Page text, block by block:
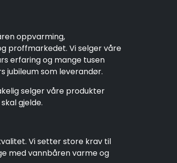
oppvarming,
proffmarkedet. Vi selger våre
erfaring og mange tusen
jubileum som leverandør.
selger våre produkter
gjelde.
Vi setter store krav til
med vannbåren varme og